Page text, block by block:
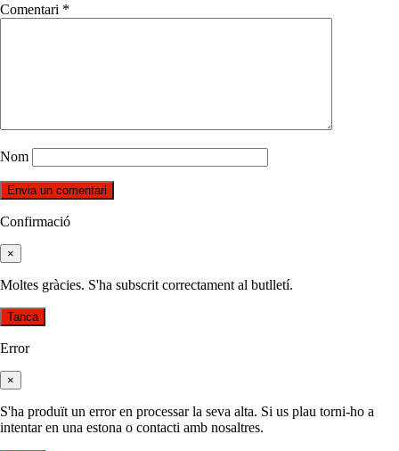
Comentari *
Nom
Confirmació
×
Moltes gràcies. S'ha subscrit correctament al butlletí.
Tanca
Error
×
S'ha produït un error en processar la seva alta. Si us plau torni-ho a
intentar en una estona o contacti amb nosaltres.